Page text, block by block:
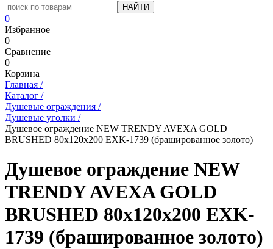
0
Избранное
0
Сравнение
0
Корзина
Главная /
Каталог /
Душевые ограждения /
Душевые уголки /
Душевое ограждение NEW TRENDY AVEXA GOLD
BRUSHED 80x120x200 EXK-1739 (брашированное золото)
Душевое ограждение NEW
TRENDY AVEXA GOLD
BRUSHED 80x120x200 EXK-
1739 (брашированное золото)